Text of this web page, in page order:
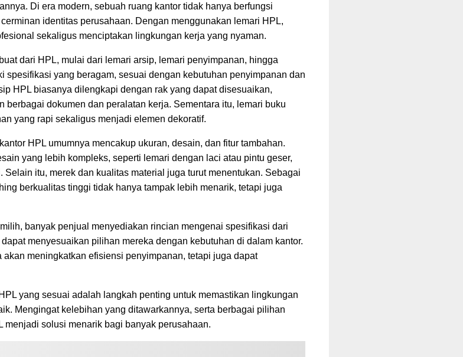
Di era modern, sebuah ruang kantor tidak hanya berfungsi
identitas perusahaan. Dengan menggunakan lemari HPL,
sekaligus menciptakan lingkungan kerja yang nyaman.
dari HPL, mulai dari lemari arsip, lemari penyimpanan, hingga
spesifikasi yang beragam, sesuai dengan kebutuhan penyimpanan dan
HPL biasanya dilengkapi dengan rak yang dapat disesuaikan,
berbagai dokumen dan peralatan kerja. Sementara itu, lemari buku
yang rapi sekaligus menjadi elemen dekoratif.
HPL umumnya mencakup ukuran, desain, dan fitur tambahan.
yang lebih kompleks, seperti lemari dengan laci atau pintu geser,
itu, merek dan kualitas material juga turut menentukan. Sebagai
berkualitas tinggi tidak hanya tampak lebih menarik, tetapi juga
banyak penjual menyediakan rincian mengenai spesifikasi dari
menyesuaikan pilihan mereka dengan kebutuhan di dalam kantor.
akan meningkatkan efisiensi penyimpanan, tetapi juga dapat
yang sesuai adalah langkah penting untuk memastikan lingkungan
Mengingat kelebihan yang ditawarkannya, serta berbagai pilihan
solusi menarik bagi banyak perusahaan.